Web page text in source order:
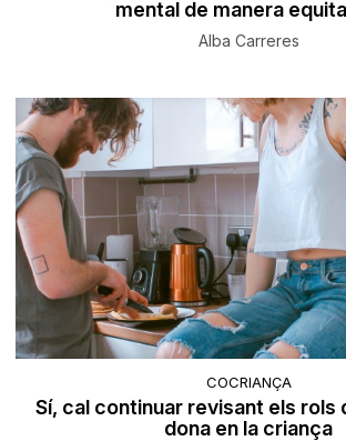
mental de manera
Alba Carreres
COCRIANÇA
Sí, cal continuar revisant els rols
dona en la criança